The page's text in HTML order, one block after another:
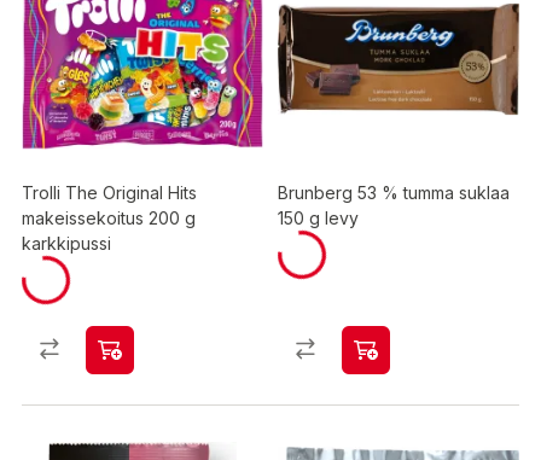
Trolli The Original Hits
makeissekoitus 200 g
karkkipussi
Brunberg 53 % tumma suklaa
150 g levy